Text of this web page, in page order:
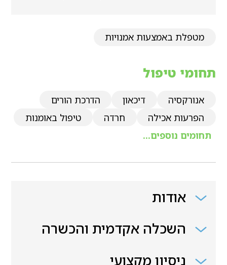
מטפלת באמצעות אמנויות
תחומי טיפול
אנורקסיה דיכאון
הדרכת הורים
הפרעות אכילה
חרדה
טיפול באומנות
תחומים נוספים...
אודות
השכלה אקדמית והכשרה
ניסיון מקצועי